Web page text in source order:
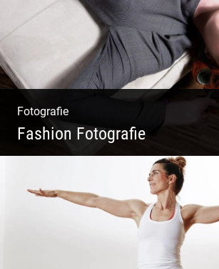
Fotografie
Fashion Fotografie
Mode|Menschen|Magazin